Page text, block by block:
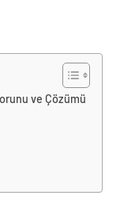
ve Çözümü